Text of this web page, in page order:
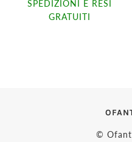
SPEDIZIONI E RESI
GRATUITI
©